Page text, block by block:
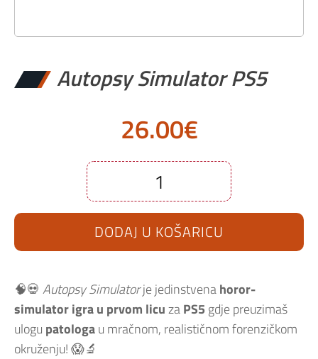
Autopsy Simulator PS5
26.00€
Simulator
PS5
DODAJ U KOŠARICU
🧠💀 Autopsy Simulatorje jedinstvenahoror-
simulator igra u prvom licuzaPS5 gdje preuzimaš
ulogu patologau mračnom, realističnom forenzičkom
okruženju! 😱🔬